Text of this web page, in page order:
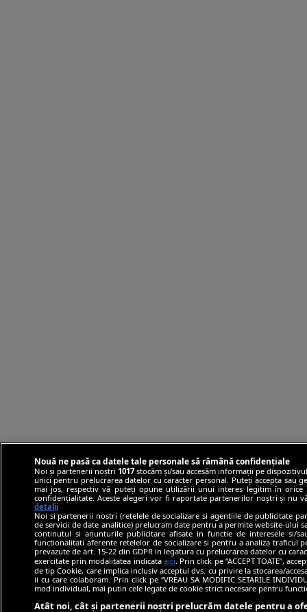
Nouă ne pasă ca datele tale personale să rămână confidențiale
Noi și partenerii noștri 1017stocăm și/sau accesăm informații pe
unici pentru prelucrarea datelor cu caracter personal. Puteți accepta sau
mai jos, respectiv vă puteți opune utilizării unui interes legitim în
confidențialitate. Aceste alegeri vor fi raportate partenerilor noștri și nu
detalii
Noi si partenerii nostri (retelele de socializare si agentiile de publicitate
de servicii de date analitice) prelucram date pentru a permite website-ului
continutul si anunturile publicitare afisate in functie de interesele si/
functionalitati aferente retelelor de socializare si pentru a analiza traficul
prevazute de art. 15-22 din GDPR in legatura cu prelucrarea datelor cu
exercitate prin modalitatea indicata aici . Prin click pe “ACCEPT TOATE”,
de tip Cookie, care implica inclusiv acceptul dvs. cu privire la stocarea/
ii cu care colaboram. Prin click pe “VREAU SA MODIFIC SETARILE
mod individual, mai putin cele legate de cookie strict necesare pentru
Atât noi, cât și partenerii noștri prelucrăm datele pentru a